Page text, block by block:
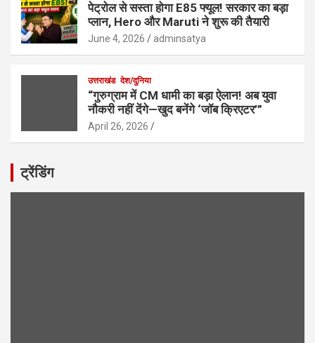
पेट्रोल से सस्ता होगा E85 फ्यूल! सरकार का बड़ा
प्लान, Hero और Maruti ने शुरू की तैयारी
June 4, 2026 adminsatya
उत्तराखंड देश/दुनिया
“गुरुग्राम में CM धामी का बड़ा ऐलान! अब युवा
नौकरी नहीं देंगे—खुद बनेंगे ‘जॉब क्रिएटर’”
April 26, 2026
ट्रेंडिंग